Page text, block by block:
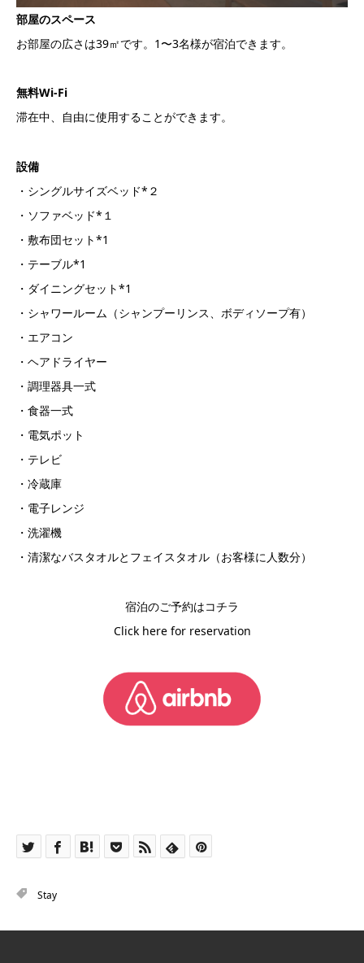
部屋のスペース
お部屋の広さは39㎡です。1〜3名様が宿泊できます。
無料Wi-Fi
滞在中、自由に使用することができます。
設備
・シングルサイズベッド*２
・ソファベッド*１
・敷布団セット*1
・テーブル*1
・ダイニングセット*1
・シャワールーム（シャンプーリンス、ボディソープ有）
・エアコン
・ヘアドライヤー
・調理器具一式
・食器一式
・電気ポット
・テレビ
・冷蔵庫
・電子レンジ
・洗濯機
・清潔なバスタオルとフェイスタオル（お客様に人数分）
宿泊のご予約はコチラ
Click here for reservation
Stay